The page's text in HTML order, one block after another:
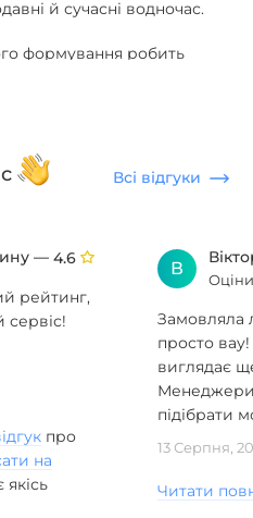
й сучасні водночас.
формування робить
інтер'єрів.
12 місяців.
як з вікон печерних
KAPADOKYA?
глини і туфу: легкі,
ручного
та еко-
фактури і м'яке
Всі відгуки
— 4.6
рейтинг,
сервіс!
про
на
якісь
В
Замовляла
просто
виглядає
Менеджери
підібрати
13 Серпня,
Читати